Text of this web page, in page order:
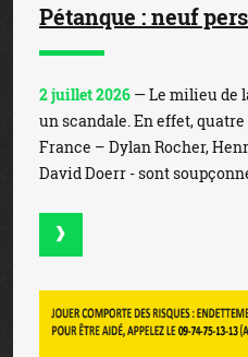
Pétanque : neuf
2 juillet 2026 — Le milieu de
un scandale. En effet, quatre
France – Dylan Rocher,
David Doerr - sont